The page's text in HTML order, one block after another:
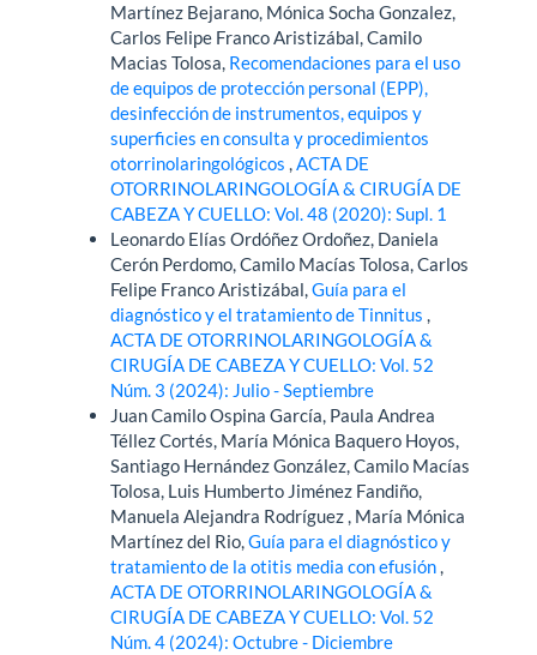
Martínez Bejarano, Mónica Socha Gonzalez,
Carlos Felipe Franco Aristizábal, Camilo
Macias Tolosa, Recomendaciones para el uso
de equipos de protección personal (EPP),
desinfección de instrumentos, equipos y
superficies en consulta y procedimientos
otorrinolaringológicos,ACTA DE
OTORRINOLARINGOLOGÍA & CIRUGÍA DE
CABEZA Y CUELLO: Vol. 48 (2020): Supl. 1
Leonardo Elías Ordóñez Ordoñez, Daniela
Cerón Perdomo, Camilo Macías Tolosa, Carlos
Felipe Franco Aristizábal,Guía para el
diagnóstico y el tratamiento de Tinnitus,
ACTA DE OTORRINOLARINGOLOGÍA &
CIRUGÍA DE CABEZA Y CUELLO: Vol. 52
Núm. 3 (2024): Julio - Septiembre
Juan Camilo Ospina García, Paula Andrea
Téllez Cortés, María Mónica Baquero Hoyos,
Santiago Hernández González, Camilo Macías
Tolosa, Luis Humberto Jiménez Fandiño,
Manuela Alejandra Rodríguez , María Mónica
Martínez del Rio,Guía para el diagnóstico y
tratamiento de la otitis media con efusión,
ACTA DE OTORRINOLARINGOLOGÍA &
CIRUGÍA DE CABEZA Y CUELLO: Vol. 52
Núm. 4 (2024): Octubre - Diciembre